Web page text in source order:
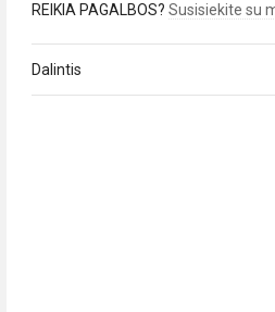
REIKIA PAGALBOS? Susisiekite su
Dalintis